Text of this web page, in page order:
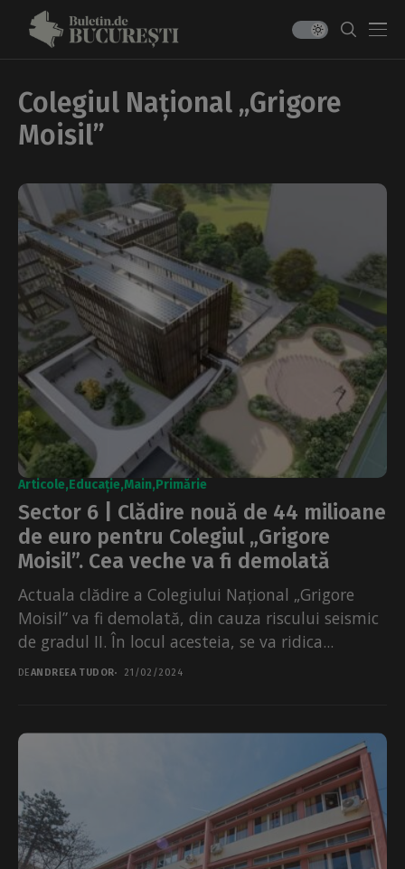
Colegiul Național „Grigore
Moisil”
Articole Educație Main Primărie
Sector 6 | Clădire nouă de 44 milioane
de euro pentru Colegiul „Grigore
Moisil”. Cea veche va fi demolată
Actuala clădire a Colegiului Național „Grigore
Moisil” va fi demolată, din cauza riscului seismic
de gradul II. În locul acesteia, se va ridica...
DEANDREEA TUDOR 21/02/2024